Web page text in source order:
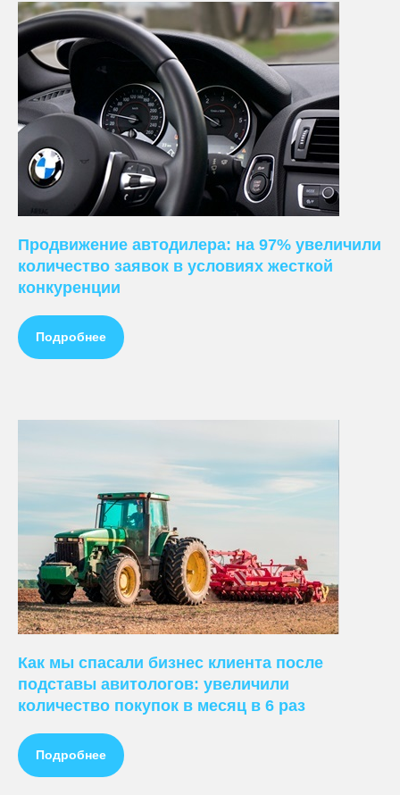
Продвижение автодилера: на 97% увеличили
количество заявок в условиях жесткой
конкуренции
Подробнее
Как мы спасали бизнес клиента после
подставы авитологов: увеличили
количество покупок в месяц в 6 раз
Подробнее